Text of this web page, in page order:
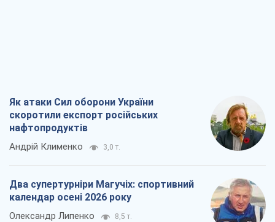
Як атаки Сил оборони України
скоротили експорт російських
нафтопродуктів
Андрій Клименко 3,0 т.
Два супертурніри Магучіх: спортивний
календар осені 2026 року
Олександр Липенко 8,5 т.